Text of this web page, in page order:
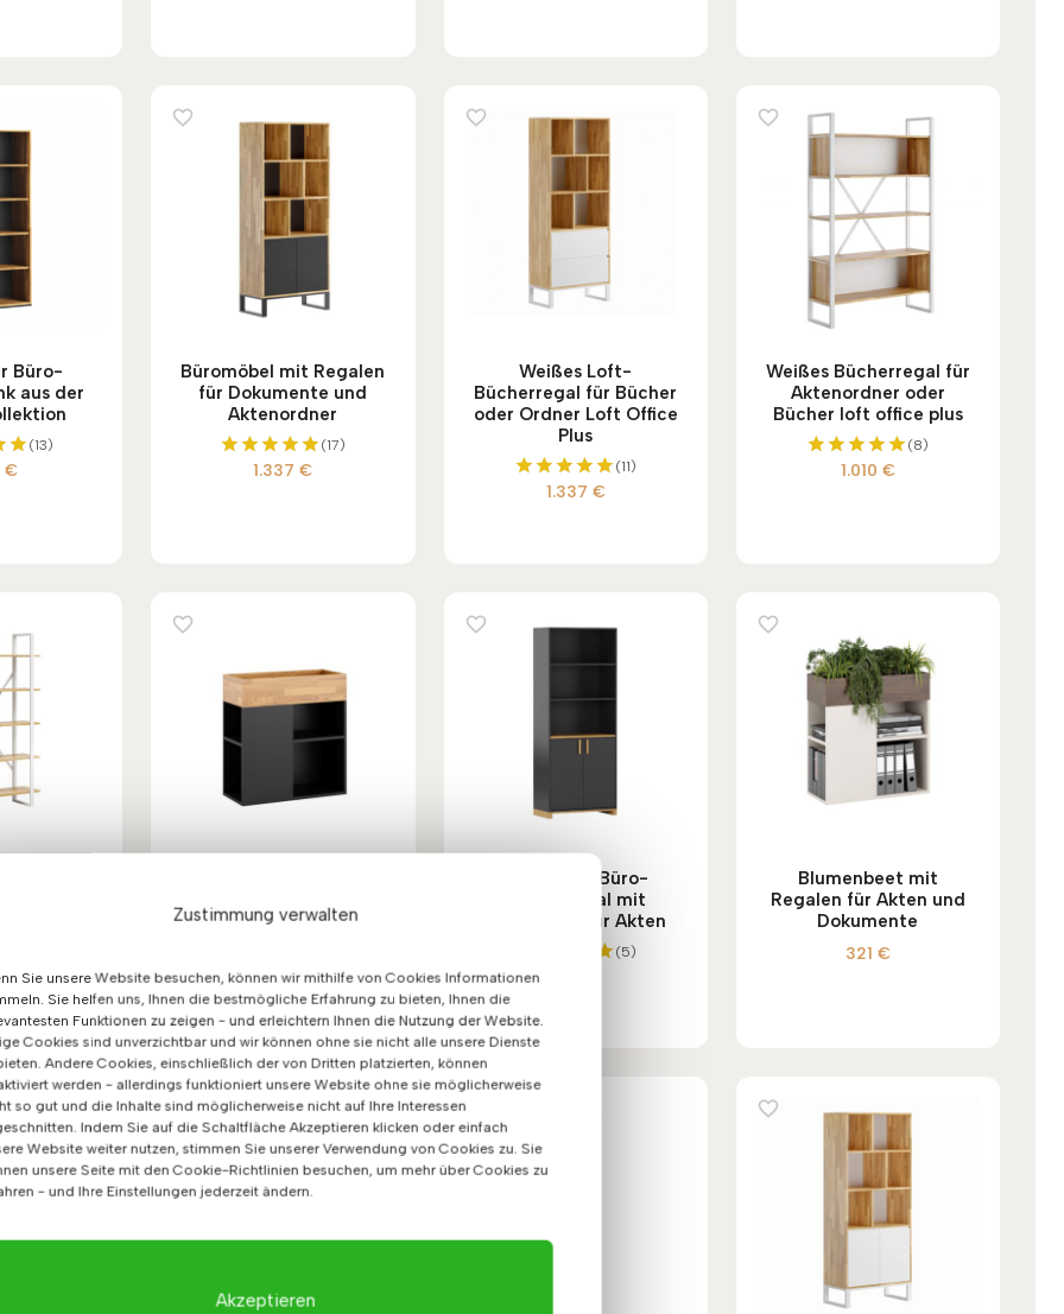
Zustimmung verwalten
Sie unsere Website besuchen, können wir mithilfe von Cookies Informationen
Sie helfen uns, Ihnen die bestmögliche Erfahrung zu bieten, Ihnen die
Funktionen zu zeigen - und erleichtern Ihnen die Nutzung der Website.
Cookies sind unverzichtbar und wir können ohne sie nicht alle unsere Dienste
Andere Cookies, einschließlich der von Dritten platzierten, können
werden - allerdings funktioniert unsere Website ohne sie möglicherweise
so gut und die Inhalte sind möglicherweise nicht auf Ihre Interessen
Indem Sie auf die Schaltfläche Akzeptieren klicken oder einfach
Website weiter nutzen, stimmen Sie unserer Verwendung von Cookies zu. Sie
unsere Seite mit den Cookie-Richtlinien besuchen, um mehr über Cookies zu
- und Ihre Einstellungen jederzeit ändern.
Akzeptieren
Büro-
aus der
(13)
€
Büromöbel mit Regalen
für Dokumente und
Aktenordner
Bewertet
(17)
1.337€
Weißes Loft-
Bücherregal für Bücher
oder Ordner Loft Office
Plus
Bewertet
(11)
1.337 €
Weißes Bücherregal für
Aktenordner oder
Bücher loft office plus
Bewertet
(8)
1.010 €
für
€
mit
5.00
von 5
Schwarzes Büro-
Bücherregal mit
Fachböden für Akten
Bewertet
von 5
(5)
Blumenbeet mit
Regalen für Akten und
Dokumente
321 €